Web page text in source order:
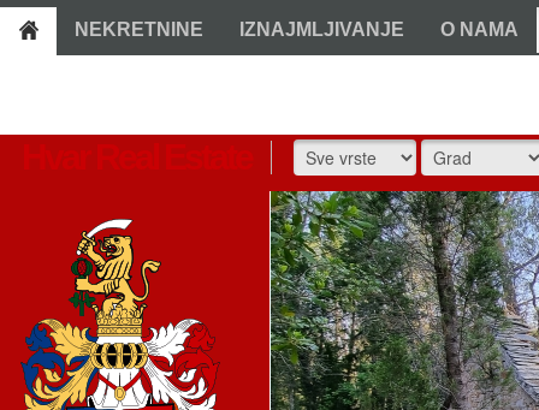
NEKRETNINE IZNAJMLJIVANJE O NAMA